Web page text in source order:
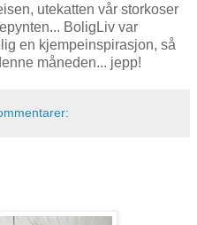
utekatten vår storkoser
BoligLiv var
en kjempeinspirasjon, så
måneden... jepp!